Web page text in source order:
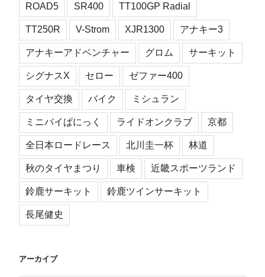
ROAD5 SR400 TT100GP Radial
TT250R V-Strom XJR1300 アナキー3
アナキーアドベンチャー グロム サーキット
シグナスX セロー ゼファー400
タイヤ交換 バイク ミシュラン
ミニバイぱにっく ライドオンクラブ 京都
全日本ロードレース 北川圭一杯 林道
秋のタイヤまつり 車検 近畿スポーツランド
鈴鹿サーキット 鈴鹿ツインサーキット
長尾健史
アーカイブ